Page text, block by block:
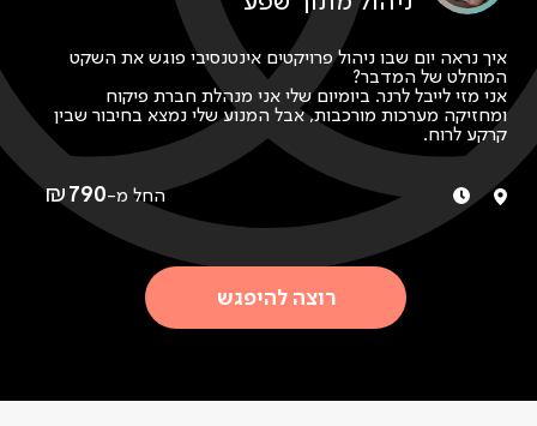
חקלאות
איך נראה יום שבו ניהול פרויקטים אינטנסיבי פוגש את השקט
המוחלט של המדבר?
אני מזי לייבל לרנר. ביומיום שלי אני מנהלת חברת פיקוח
ומחזיקה מערכות מורכבות, אבל המנוע שלי נמצא בחיבור שבין
קרקע לרוח.
את היכולת לנהל עשייה גדולה מתוך שקט עמוק זיקקתי
כשבניתי את חיי מחדש מתוך שבר והפכתי את השפה הזו
לאסטרטגיית חיים.
כשתצטרפו אליי, נצא מהמירוץ אל המרחב המדברי שבו אני
פועלת, מקום שבו השקט הופך למצע לניהול המציאות שבחוץ.
בין ווילת האירוח שלי לאתרים ארכיאולוגיים באיזור, שמעניקים לי
פרופורציה על זמן, נגלה יחד איך בחירה באופטימיות היא עוגן
נשב סביב שולחן הקריסטלים שלי, המשמשים אותי ככלי פרקטי
לכיול פוקוס ודיוק מטרות, ונחזור ליומיום עם הידיעה שהשפע
החל מ-790
₪
רוצה להיפגש